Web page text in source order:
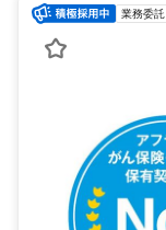
業務委託